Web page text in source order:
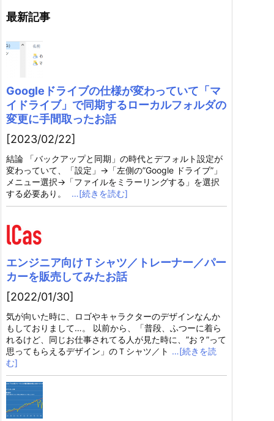
最新記事
Googleドライブの仕様が変わっていて「マ
イドライブ」で同期するローカルフォルダの
変更に手間取ったお話
[2023/02/22]
結論 「バックアップと同期」の時代とデフォルト設定が
変わっていて、「設定」→「左側の”Google ドライブ”」
メニュー選択→「ファイルをミラーリングする」を選択
する必要あり。
…[続きを読む]
エンジニア向けＴシャツ／トレーナー／パー
カーを販売してみたお話
[2022/01/30]
気が向いた時に、ロゴやキャラクターのデザインなんか
もしておりまして…。 以前から、「普段、ふつーに着ら
れるけど、同じお仕事されてる人が見た時に、”お？”って
思ってもらえるデザイン」のＴシャツ／ト …[続きを読
む]